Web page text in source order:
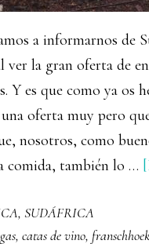
a informarnos de
ver la gran oferta de
Y es que como ya os
oferta muy pero
nosotros, como
comida, también lo …
, SUDÁFRICA
, catas de vino,